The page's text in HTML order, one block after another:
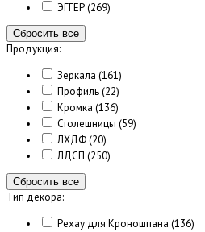
ЭГГЕР(269)
Сбросить все
Продукция:
Зеркала (161)
Профиль(22)
Кромка (136)
Столешницы (59)
ЛХДФ(20)
ЛДСП (250)
Сбросить все
Тип декора:
Рехау для Кроношпана (136)